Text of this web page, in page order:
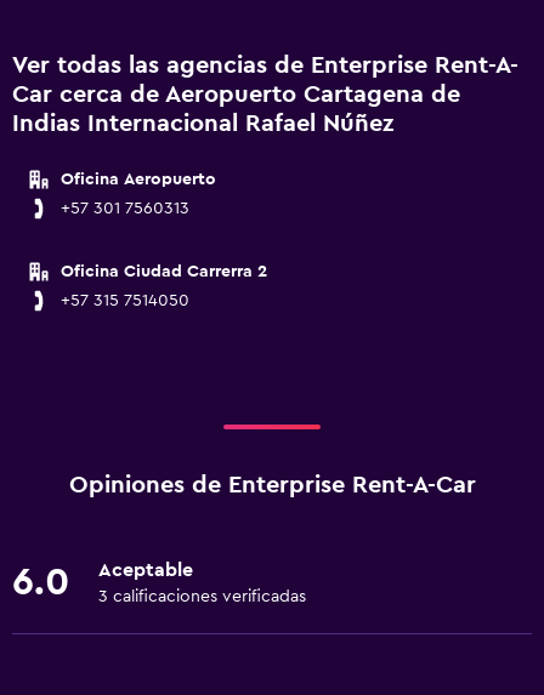
Ver todas las agencias de Enterprise Rent-A-
Car cerca de Aeropuerto Cartagena de
Indias Internacional Rafael Núñez
Oficina Aeropuerto
+57 301 7560313
Oficina Ciudad Carrerra 2
+57 315 7514050
Opiniones de Enterprise Rent-A-Car
6.0 Aceptable
3 calificaciones verificadas